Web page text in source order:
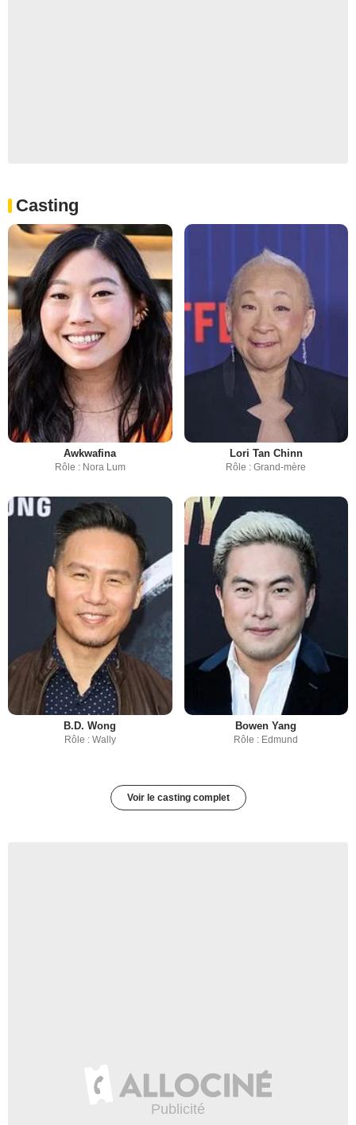
Casting
Awkwafina
Rôle : Nora Lum
Lori Tan Chinn
Rôle : Grand-mère
B.D. Wong
Rôle : Wally
Bowen Yang
Rôle : Edmund
Voir le casting complet